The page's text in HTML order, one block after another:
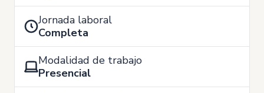
Jornada laboral
Completa
Modalidad de trabajo
Presencial